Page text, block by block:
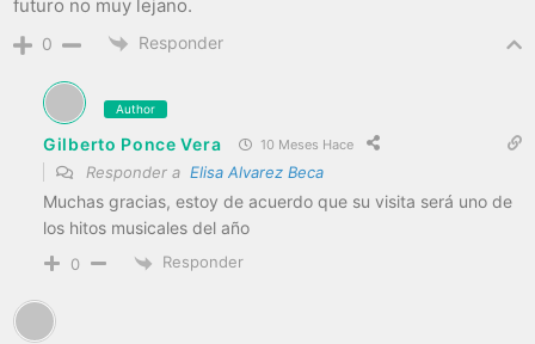
futuro no muy lejano.
0 Responder
Author
Gilberto Ponce Vera 10 Meses Hace
Responder a Elisa Alvarez Beca
Muchas gracias, estoy de acuerdo que su visita será uno de
los hitos musicales del año
0 Responder